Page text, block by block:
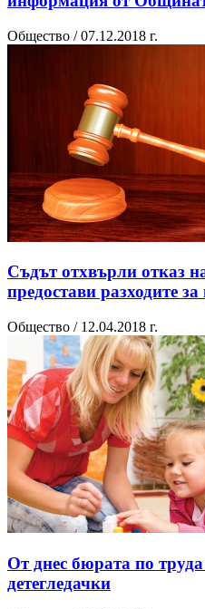
Общество / 07.12.2018 г.
Съдът отхвърли отказ
предостави разходите
Общество / 12.04.2018 г.
От днес бюрата по
детегледачки